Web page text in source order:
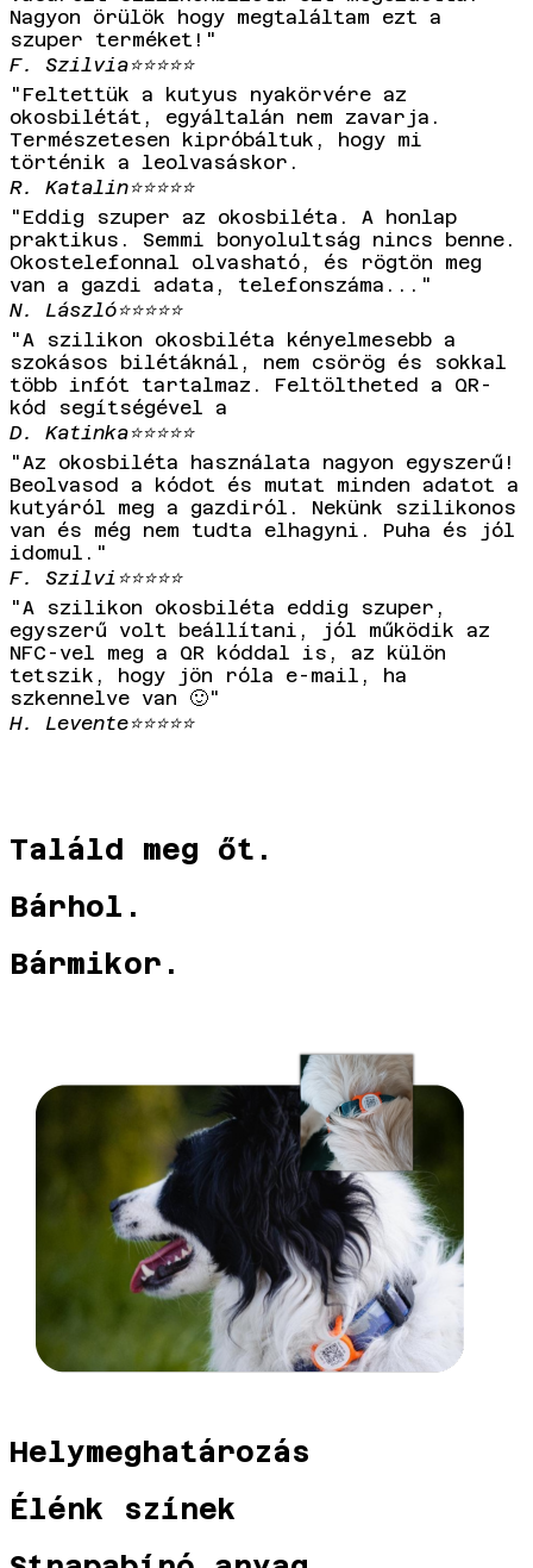
Nagyon örülök hogy megtaláltam ezt a
szuper terméket!"
F. Szilvia⭐⭐⭐⭐⭐
"Feltettük a kutyus nyakörvére az
okosbilétát, egyáltalán nem zavarja.
Természetesen kipróbáltuk, hogy mi
történik a leolvasáskor.
R. Katalin⭐⭐⭐⭐⭐
"Eddig szuper az okosbiléta. A honlap
praktikus. Semmi bonyolultság nincs benne.
Okostelefonnal olvasható, és rögtön meg
van a gazdi adata, telefonszáma..."
N. László⭐⭐⭐⭐⭐
"A szilikon okosbiléta kényelmesebb a
szokásos bilétáknál, nem csörög és sokkal
több infót tartalmaz. Feltöltheted a QR-
kód segítségével a
D. Katinka⭐⭐⭐⭐⭐
"Az okosbiléta használata nagyon egyszerű!
Beolvasod a kódot és mutat minden adatot a
kutyáról meg a gazdiról. Nekünk szilikonos
van és még nem tudta elhagyni. Puha és jól
idomul."
F. Szilvi⭐⭐⭐⭐⭐
"A szilikon okosbiléta eddig szuper,
egyszerű volt beállítani, jól működik az
NFC-vel meg a QR kóddal is, az külön
tetszik, hogy jön róla e-mail, ha
szkennelve van 🙂"
H. Levente⭐⭐⭐⭐⭐
Találd meg őt.
Bárhol.
Bármikor.
Helymeghatározás
Élénk színek